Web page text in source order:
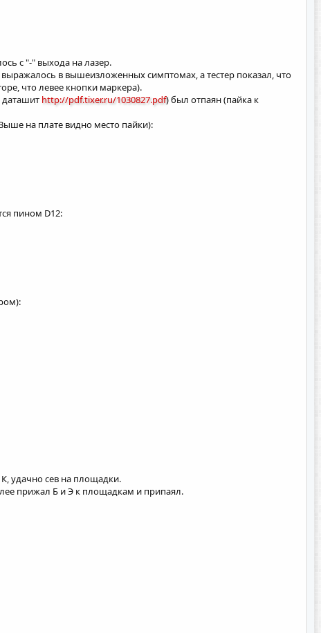
с "-" выхода на лазер.
в вышеизложенных симптомах, а тестер показал, что
что левее кнопки маркера).
даташит http://pdf.tixer.ru/1030827.pdf) был отпаян (пайка к
на плате видно место пайки):
пином D12:
удачно сев на площадки.
прижал Б и Э к площадкам и припаял.